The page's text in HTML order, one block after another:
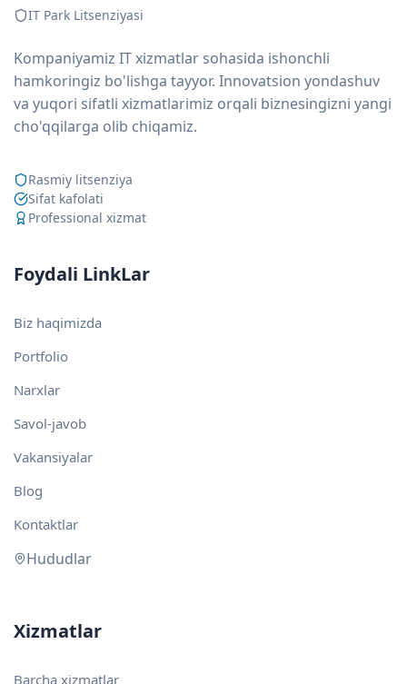
IT Park Litsenziyasi
Kompaniyamiz IT xizmatlar sohasida ishonchli
hamkoringiz bo'lishga tayyor. Innovatsion yondashuv
va yuqori sifatli xizmatlarimiz orqali biznesingizni yangi
cho'qqilarga olib chiqamiz.
Rasmiy litsenziya
Sifat kafolati
Professional xizmat
Foydali LinkLar
Biz haqimizda
Portfolio
Narxlar
Savol-javob
Vakansiyalar
Blog
Kontaktlar
Hududlar
Xizmatlar
Barcha xizmatlar